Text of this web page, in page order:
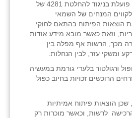
משמעות הדבר שהרשות פועלת בניגוד להחלטת 4281 של
לקווים המנחים של השמאי
הוצאות הפיתוח בהתאם לחוקי
וזאת כאשר מובא מידע אודות
מכך, הרשות אף מפלה בין
ומשקי עזר, לבין הנחלות.
ורגולטור בלעדי גורמת במעשיה
הרוכשים זכויות בחיוב כפול
שכן הוצאות פיתוח אמיתיות
לרשות, וכאשר מוכרות רק